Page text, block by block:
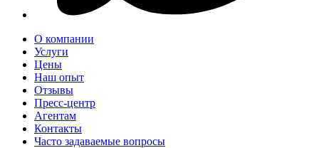
О компании
Услуги
Цены
Наш опыт
Отзывы
Пресс-центр
Агентам
Контакты
Часто задаваемые вопросы